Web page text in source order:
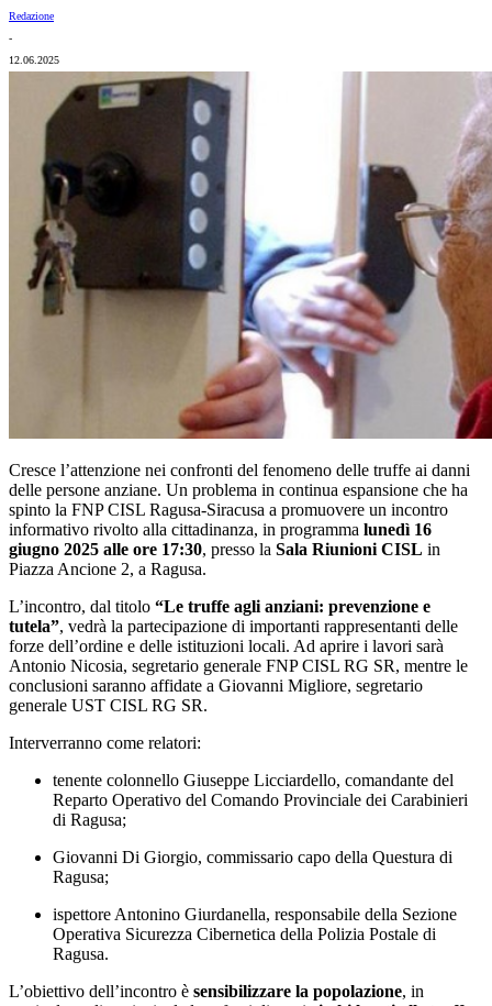
Redazione
-
12.06.2025
Cresce l’attenzione nei confronti del fenomeno delle truffe ai danni
delle persone anziane. Un problema in continua espansione che ha
spinto la FNP CISL Ragusa-Siracusa a promuovere un incontro
informativo rivolto alla cittadinanza, in programma lunedì 16
giugno 2025 alle ore 17:30, presso la Sala Riunioni CISL in
Piazza Ancione 2, a Ragusa.
L’incontro, dal titolo “Le truffe agli anziani: prevenzione e
tutela”, vedrà la partecipazione di importanti rappresentanti delle
forze dell’ordine e delle istituzioni locali. Ad aprire i lavori sarà
Antonio Nicosia, segretario generale FNP CISL RG SR, mentre le
conclusioni saranno affidate a Giovanni Migliore, segretario
generale UST CISL RG SR.
Interverranno come relatori:
tenente colonnello Giuseppe Licciardello, comandante del
Reparto Operativo del Comando Provinciale dei Carabinieri
di Ragusa;
Giovanni Di Giorgio, commissario capo della Questura di
Ragusa;
ispettore Antonino Giurdanella, responsabile della Sezione
Operativa Sicurezza Cibernetica della Polizia Postale di
Ragusa.
L’obiettivo dell’incontro è sensibilizzare la popolazione, in